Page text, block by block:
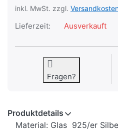
inkl. MwSt. zzgl.
Lieferzeit: Ausverkauft
Fragen?
Produktdetails
Material: Glas 925/er